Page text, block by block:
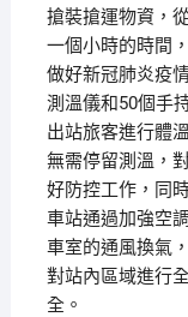
搶裝搶運物資，
一個小時的時
做好新冠肺炎疫
測溫儀和50個手
出站旅客進行體
無需停留測溫，
好防控工作，
車站通過加強空
車室的通風換氣
對站內區域進行
全。